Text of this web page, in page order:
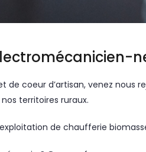
de coeur d’artisan, venez
territoires ruraux.
de chaufferie